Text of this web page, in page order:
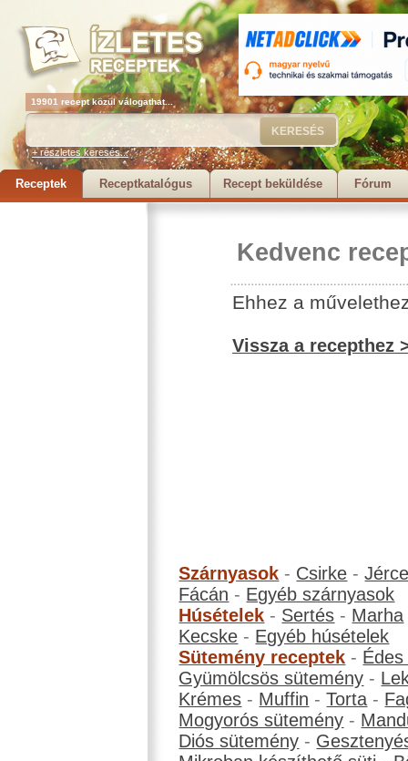
19901 recept közül válogathat...
+ részletes keresés...
Receptek Receptkatalógus Recept beküldése Fórum
Kedvenc
Ehhez a
Vissza a recepthez
Szárnyasok - Csirke -
Fácán - Egyéb szárnyasok
Húsételek - Sertés - Marha
Kecske - Egyéb húsételek
Sütemény receptek -
Gyümölcsös sütemény -
Krémes - Muffin -Torta -
Mogyorós sütemény -
Diós sütemény -